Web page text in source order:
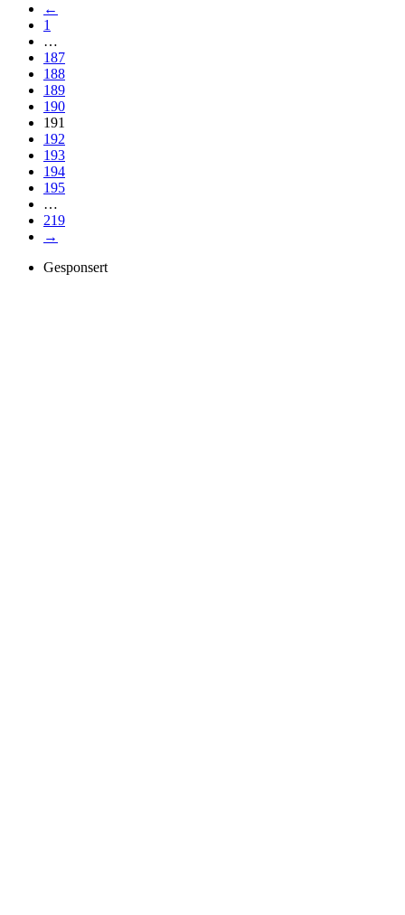
←
1
…
187
188
189
190
191
192
193
194
195
…
219
→
Gesponsert